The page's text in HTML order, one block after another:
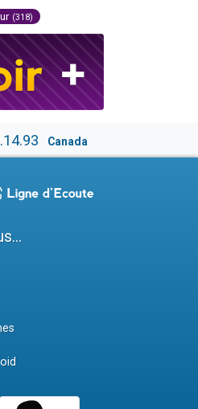
(318)
Canada